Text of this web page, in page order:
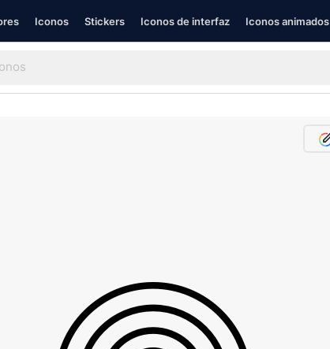
Iconos Stickers Iconos de interfaz Iconos animados